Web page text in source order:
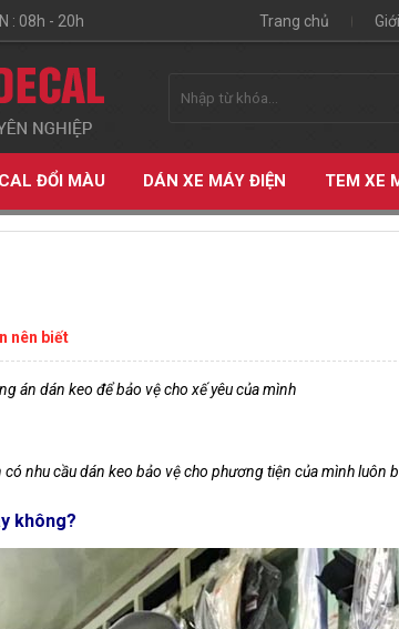
: 08h - 20h Trang chủ
ĐỔI MÀU DÁN XE MÁY ĐIỆN TEM XE
nên biết
án dán keo để bảo vệ cho xế yêu của mình
nhu cầu dán keo bảo vệ cho phương tiện của mình luôn
không?